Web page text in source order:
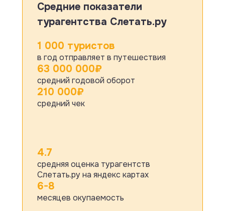
1 000 туристов
в год отправляет в путешествия
63 000 000₽
средний годовой оборот
210 000₽
средний чек
4.7
средняя оценка турагентств
Слетать.ру на яндекс картах
6-8
месяцев окупаемость
Средние показатели
турагентства Слетать.ру